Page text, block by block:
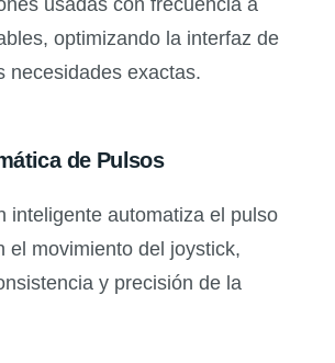
optimizando la interfaz de
necesidades exactas.
de Pulsos
inteligente automatiza el pulso
el movimiento del joystick,
y precisión de la